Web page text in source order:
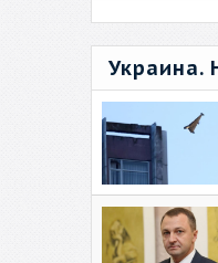
Украина.